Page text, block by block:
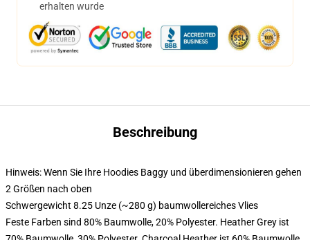
erhalten wurde
Beschreibung
Hinweis: Wenn Sie Ihre Hoodies Baggy und überdimensionieren gehen
2 Größen nach oben
Schwergewicht 8.25 Unze (~280 g) baumwollereiches Vlies
Feste Farben sind 80% Baumwolle, 20% Polyester. Heather Grey ist